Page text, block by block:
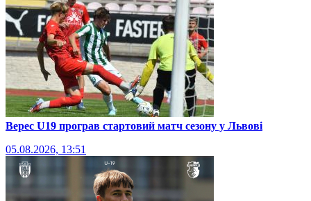
Верес U19 програв стартовий матч сезону у Львові
05.08.2026, 13:51